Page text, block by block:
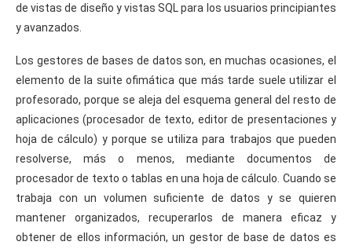
de vistas de diseño y vistas SQL para los usuarios principiantes
y avanzados.
Los gestores de bases de datos son, en muchas ocasiones, el
elemento de la suite ofimática que más tarde suele utilizar el
profesorado, porque se aleja del esquema general del resto de
aplicaciones (procesador de texto, editor de presentaciones y
hoja de cálculo) y porque se utiliza para trabajos que pueden
resolverse, más o menos, mediante documentos de
procesador de texto o tablas en una hoja de cálculo. Cuando se
trabaja con un volumen suficiente de datos y se quieren
mantener organizados, recuperarlos de manera eficaz y
obtener de ellos información, un gestor de base de datos es